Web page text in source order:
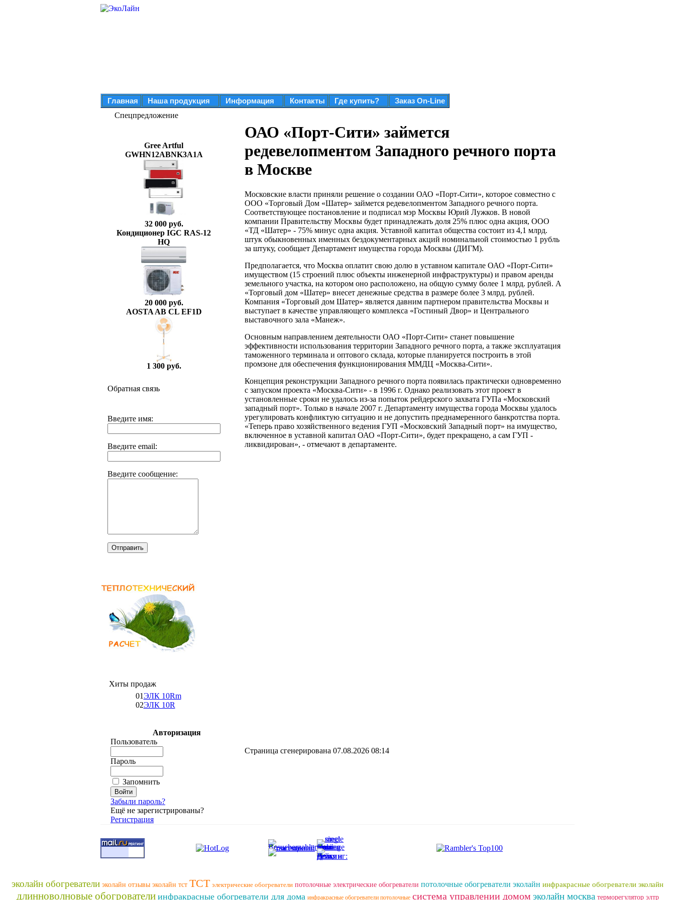
Главная Наша продукция Информация Контакты Где купить?
Заказ On-Line
Спецпредложение
Gree Artful
GWHN12ABNK3A1A
32 000 руб.
Кондиционер IGC RAS-12
HQ
20 000 руб.
AOSTA AB CL EF1D
1 300 руб.
Обратная связь
Введите имя:
Введите email:
Введите сообщение:
Отправить
Хиты продаж
01ЭЛК 10Rm
02ЭЛК 10R
Авторизация
Пользователь
Пароль
Запомнить
Забыли пароль?
Ещё не зарегистрированы?
Регистрация
ОАО «Порт-Сити» займется
редевелопментом Западного речного порта
в Москве
Московские власти приняли решение о создании ОАО «Порт-Сити», которое совместно с
ООО «Торговый Дом «Шатер» займется редевелопментом Западного речного порта.
Соответствующее постановление и подписал мэр Москвы Юрий Лужков. В новой
компании Правительству Москвы будет принадлежать доля 25% плюс одна акция, ООО
«ТД «Шатер» - 75% минус одна акция. Уставной капитал общества состоит из 4,1 млрд.
штук обыкновенных именных бездокументарных акций номинальной стоимостью 1 рубль
за штуку, сообщает Департамент имущества города Москвы (ДИГМ).
Предполагается, что Москва оплатит свою долю в уставном капитале ОАО «Порт-Сити»
имуществом (15 строений плюс объекты инженерной инфраструктуры) и правом аренды
земельного участка, на котором оно расположено, на общую сумму более 1 млрд. рублей. А
«Торговый дом «Шатер» внесет денежные средства в размере более 3 млрд. рублей.
Компания «Торговый дом Шатер» является давним партнером правительства Москвы и
выступает в качестве управляющего комплекса «Гостиный Двор» и Центрального
выставочного зала «Манеж».
Основным направлением деятельности ОАО «Порт-Сити» станет повышение
эффективности использования территории Западного речного порта, а также эксплуатация
таможенного терминала и оптового склада, которые планируется построить в этой
промзоне для обеспечения функционирования ММДЦ «Москва-Сити».
Концепция реконструкции Западного речного порта появилась практически одновременно
с запуском проекта «Москва-Сити» - в 1996 г. Однако реализовать этот проект в
установленные сроки не удалось из-за попыток рейдерского захвата ГУПа «Московский
западный порт». Только в начале 2007 г. Департаменту имущества города Москвы удалось
урегулировать конфликтую ситуацию и не допустить преднамеренного банкротства порта.
«Теперь право хозяйственного ведения ГУП «Московский Западный порт» на имущество,
включенное в уставной капитал ОАО «Порт-Сити», будет прекращено, а сам ГУП -
ликвидирован», - отмечают в департаменте.
Страница сгенерирована 07.08.2026 08:14
эколайн обогреватели эколайн отзывы эколайн тст ТСТ электрические обогреватели потолочные электрические обогреватели потолочные обогреватели эколайн инфракрасные обогреватели эколайн
длинноволновые обогрователи инфракрасные обогреватели для дома инфракрасные обогреватели потолочные система управлении домом эколайн москва терморегулятор элтр